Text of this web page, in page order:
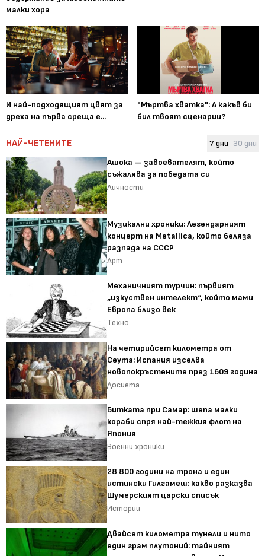
малки хора
И най-подходящият цвят за
дреха на първа среща е...
"Мъртва хватка": А какъв би
бил твоят сценарии?
НАЙ-ЧЕТЕНИТЕ 7 дни 30 дни
Ашока — завоевателят, който
съжалява за победата си
Личности
Музикални хроники: Легендарният
концерт на Metallica, който беляза
разпада на СССР
Арт
Механичният турчин: първият
„изкуствен интелект“, който мами
Европа близо век
Техно
На четирийсет километра от
Сеута: Испания изселва
новопокръстените през 1609 година
Досиета
Битката при Самар: шепа малки
кораби спря най-тежкия флот на
Япония
Военни хроники
28 800 години на трона и един
истински Гилгамеш: какво разказва
Шумерският царски списък
Истории
Двайсет километра тунели и нито
един грам плутоний: тайният